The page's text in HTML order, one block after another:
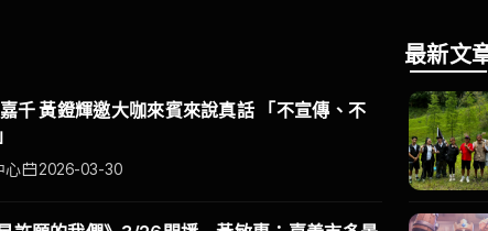
千 黃鐙輝邀大咖來賓來說真話 「不宣傳、不
心 2026-03-30
最新文